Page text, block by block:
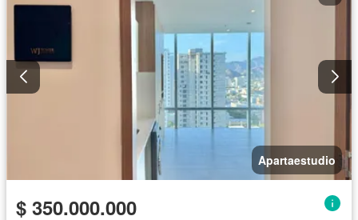
Apartaestudio
$ 350.000.000